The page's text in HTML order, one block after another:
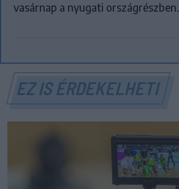
vasárnap a nyugati országrészben.
EZ IS ÉRDEKELHETI